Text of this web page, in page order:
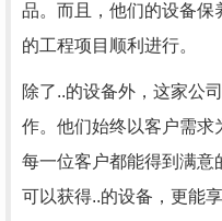
品。而且，他们的设备保
的工程项目顺利进行。
除了..的设备外，这家公
作。他们始终以客户需求
每一位客户都能得到满意
可以获得..的设备，更能